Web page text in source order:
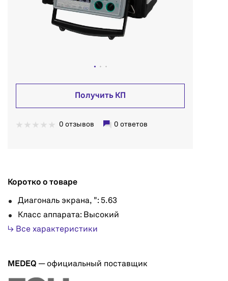
Получить КП
0 отзывов 0 ответов
Коротко о товаре
Диагональ экрана, ": 5.63
Класс аппарата: Высокий
↳ Все характеристики
MEDEQ — официальный поставщик